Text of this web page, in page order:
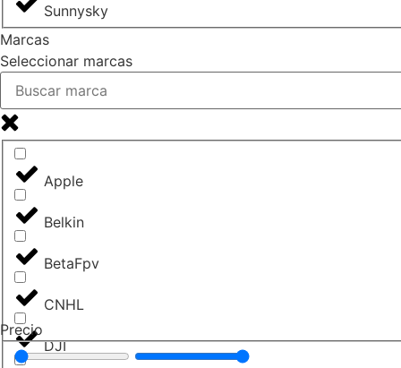
Sunnysky
Marcas
Seleccionar marcas
Apple
Belkin
BetaFpv
CNHL
DJI
Precio